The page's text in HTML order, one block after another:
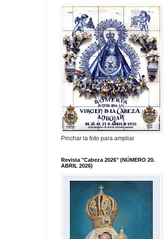
Pinchar la foto para ampliar
Revista "Cabeza 2026" (NÚMERO 20.
ABRIL 2026)